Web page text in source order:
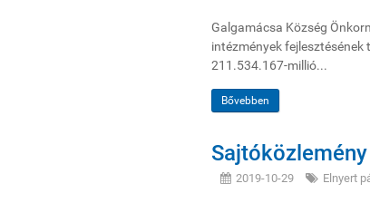
Galgamácsa Község
intézmények fejlesztésének
211.534.167-millió...
Bővebben
Sajtóközlemény
2019-10-29 Elnyert